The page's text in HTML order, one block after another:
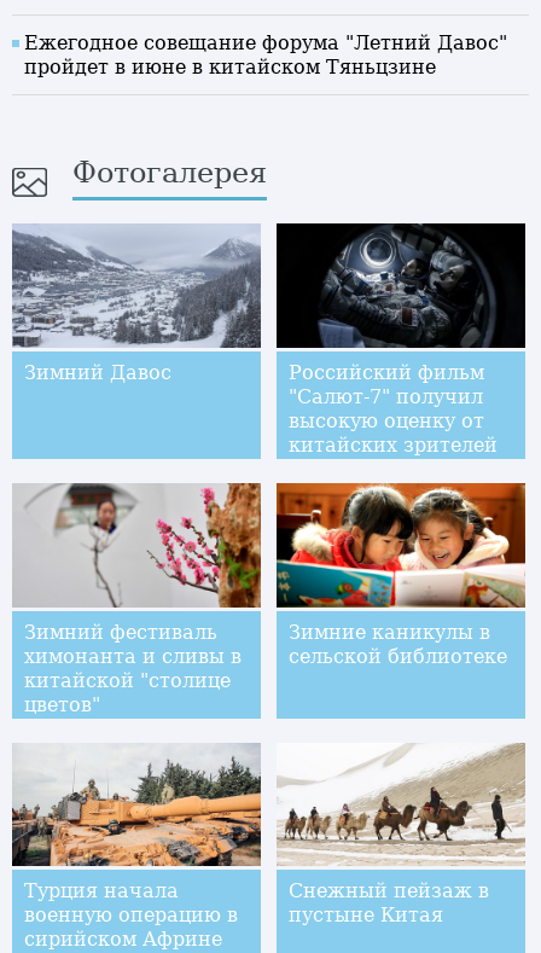
Ежегодное совещание форума "Летний Давос"
пройдет в июне в китайском Тяньцзине
Фотогалерея
Зимний Давос
Российский фильм
"Салют-7" получил
высокую оценку от
китайских зрителей
Зимний фестиваль
химонанта и сливы в
китайской "столице
цветов"
Зимние каникулы в
сельской библиотеке
Турция начала
военную операцию в
сирийском Африне
Снежный пейзаж в
пустыне Китая